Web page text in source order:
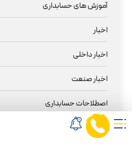
آموزش های حسابداری
اخبار
اخبار داخلی
اخبار صنعت
اصطلاحات حسابداری
بیمه